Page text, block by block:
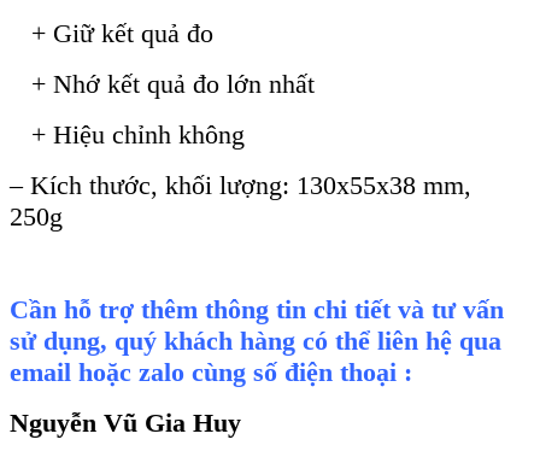
+ Giữ kết quả đo
+ Nhớ kết quả đo lớn nhất
+ Hiệu chỉnh không
– Kích thước, khối lượng: 130x55x38 mm,
250g
Cần hỗ trợ thêm thông tin chi tiết và tư vấn
sử dụng, quý khách hàng có thể liên hệ qua
email hoặc zalo cùng số điện thoại :
Nguyễn Vũ Gia Huy